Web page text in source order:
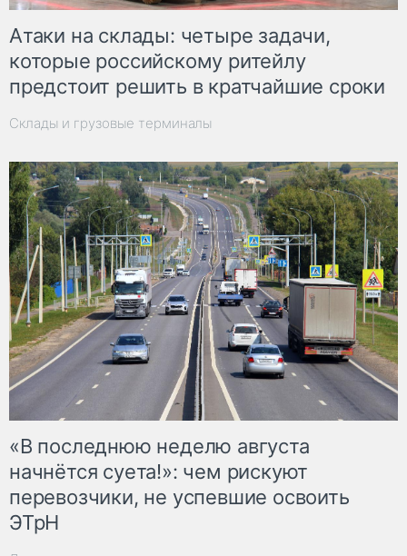
Атаки на склады: четыре задачи,
которые российскому ритейлу
предстоит решить в кратчайшие сроки
Склады и грузовые терминалы
«В последнюю неделю августа
начнётся суета!»: чем рискуют
перевозчики, не успевшие освоить
ЭТрН